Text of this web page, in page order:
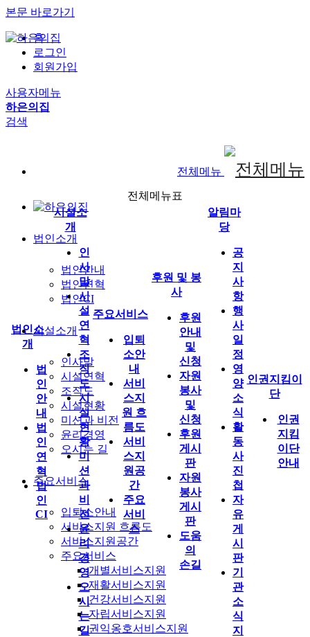
본문 바로가기
홈
로그인
회원가입
사용자메뉴
하은의집
검색
전체메뉴
법인소개
법인안내
법인연혁
법인CI
시설소개
인사말
시설연혁
조직도
시설현황
미션과 비전
윤리경영
오시는 길
주요서비스
입퇴소안내
서비스지원 흐름도
서비스지원공간
주요서비스
개별서비스지원
재활서비스지원
건강서비스지원
자립서비스지원
권익옹호서비스지원
전체메뉴표
법인소
개
법
인
안
내
법
인
연
혁
법
인
CI
시설소
개
인
사
말
시
설
연
혁
조
직
도
시
설
현
황
미
션
과
비
전
윤
리
경
영
오
시
는
길
주요서비스
입퇴
소안
내
서비
스지
원 흐
름도
서비
스지
원공
간
주요
서비
스
후원 및 봉
사
후원
안내
및
신청
자원
봉사
및
신청
후원
게시
판
자원
봉사
게시
판
도움
의
손길
알림마
당
공
지
사
항
행
사
일
정
영
양
소
식
활
동
사
진
첩
자
유
게
시
판
기
관
소
식
지
인권지킴이
단
인권
지킴
이단
안내